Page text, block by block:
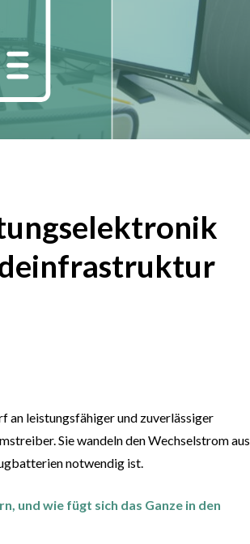
an leistungsfähiger und zuverlässiger
Sie wandeln den Wechselstrom aus
notwendig ist.
und wie fügt sich das Ganze in den